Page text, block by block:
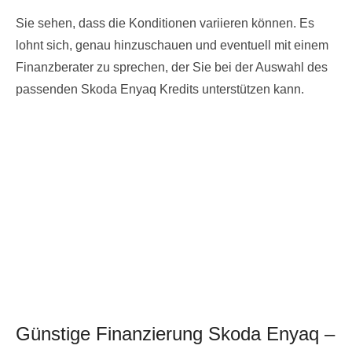
Sie sehen, dass die Konditionen variieren können. Es
lohnt sich, genau hinzuschauen und eventuell mit einem
Finanzberater zu sprechen, der Sie bei der Auswahl des
passenden Skoda Enyaq Kredits unterstützen kann.
Günstige Finanzierung Skoda Enyaq –